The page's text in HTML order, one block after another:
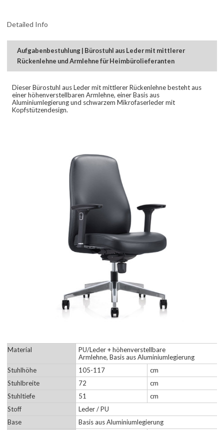
Detailed Info
Aufgabenbestuhlung | Bürostuhl aus Leder mit mittlerer
Rückenlehne und Armlehne für Heimbürolieferanten
Dieser Bürostuhl aus Leder mit mittlerer Rückenlehne besteht aus
einer höhenverstellbaren Armlehne, einer Basis aus
Aluminiumlegierung und schwarzem Mikrofaserleder mit
Kopfstützendesign.
Material
PU/Leder + höhenverstellbare
Armlehne, Basis aus Aluminiumlegierung
Stuhlhöhe
105-117
cm
Stuhlbreite
72
cm
Stuhltiefe
51
cm
Stoff
Leder / PU
Base
Basis aus Aluminiumlegierung